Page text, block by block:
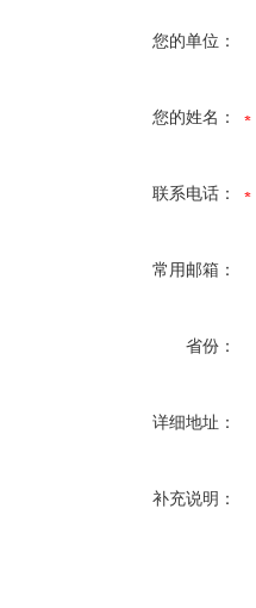
您的单位：
您的姓名：
联系电话：
常用邮箱：
省份：
详细地址：
补充说明：